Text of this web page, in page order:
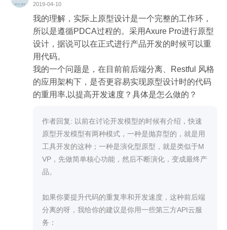
2019-04-10
我的理解，实际上原型设计是一个完整的工作环，
所以是遵循PDCA过程的。采用Axure Pro进行原型
设计，据说可以在正式进行产品开发的时候可以重
用代码。
我的一个问题是，在目前前后端分离、Restful 风格
的应用架构下，是否更容易实现原型设计时的代码
作者回复: 以前在讨论开发模型的时候有介绍，快速
原型开发模型有两种模式，一种是抛弃型的，就是用
工具开发的这种；一种是演化型原型，就是类似于M
VP，先做简单核心功能，然后不断演化，变成最终产
品。
如果你要提升代码的重复率和开发速度，这种前后端
分离的呀，我给你的建议是你用一些第三方API云服
务：